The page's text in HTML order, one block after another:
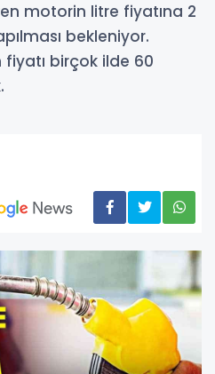
motorin litre fiyatına 2
bekleniyor.
birçok ilde 60